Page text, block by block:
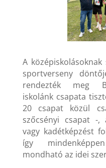
A
sportverseny
rendezték meg
iskolánk csapata
20 csapat közül
szőcsényi csapat -,
vagy kadétképzést
így
mondható az idei